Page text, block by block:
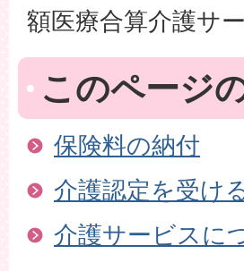
額医療合算介護サ
このページ
保険料の納付
介護認定を受け
介護サービスに